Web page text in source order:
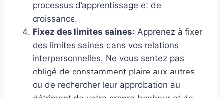
processus d’apprentissage et de
croissance.
Fixez des limites saines: Apprenez à fixer
des limites saines dans vos relations
interpersonnelles. Ne vous sentez pas
obligé de constamment plaire aux autres
ou de rechercher leur approbation au